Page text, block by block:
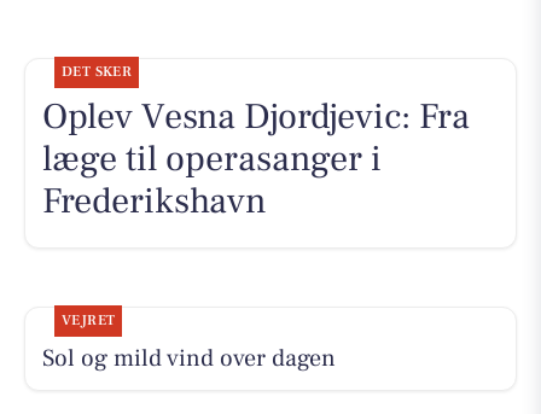
DET SKER
Oplev Vesna Djordjevic: Fra
læge til operasanger i
Frederikshavn
VEJRET
Sol og mild vind over dagen